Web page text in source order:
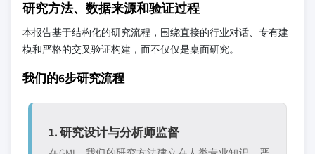
研究方法、数据来源和验证过程
本报告基于结构化的研究流程，围绕直接的行业对话、专有建
模和严格的交叉验证构建，而不仅仅是桌面研究。
我们的6步研究流程
1. 研究设计与分析师监督